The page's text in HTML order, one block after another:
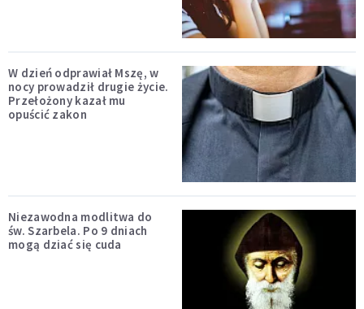
W dzień odprawiał Mszę, w
nocy prowadził drugie życie.
Przełożony kazał mu
opuścić zakon
Niezawodna modlitwa do
św. Szarbela. Po 9 dniach
mogą dziać się cuda